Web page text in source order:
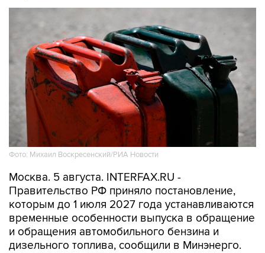
Фото: Михаил Воскресенский/РИА Новости
Москва. 5 августа. INTERFAX.RU -
Правительство РФ приняло постановление,
которым до 1 июля 2027 года устанавливаются
временные особенности выпуска в обращение
и обращения автомобильного бензина и
дизельного топлива, сообщили в Минэнерго.